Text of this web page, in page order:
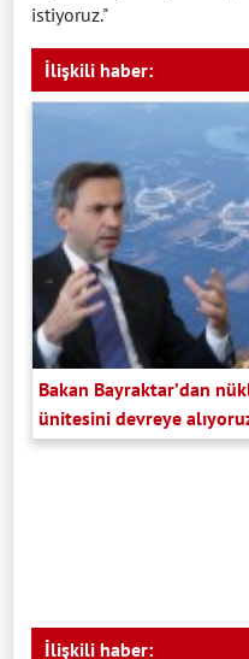
istiyoruz."
İlişkili haber:
Bakan Bayraktar’dan
ünitesini devreye
İlişkili haber: